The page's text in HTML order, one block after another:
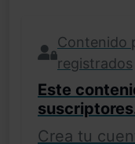
Contenido
registrados
Este
Crea tu